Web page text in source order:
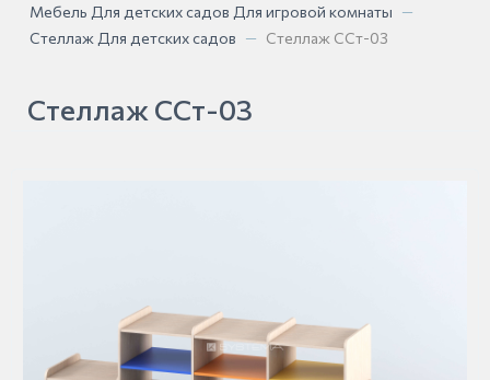
Мебель Для детских садов Для игровой комнаты —
Стеллаж Для детских садов — Стеллаж ССт-03
Стеллаж ССт-03